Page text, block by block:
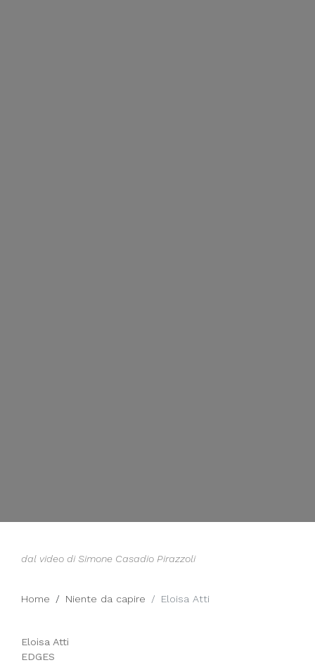
dal video di Simone Casadio Pirazzoli
Home Niente da capire Eloisa Atti
Eloisa Atti
EDGES